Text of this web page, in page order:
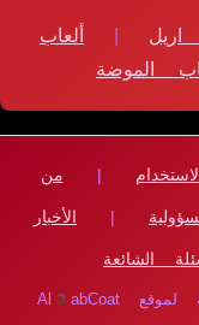
اريل |
ألعاب
الموضة
| من
| الأخبار
الشائعة